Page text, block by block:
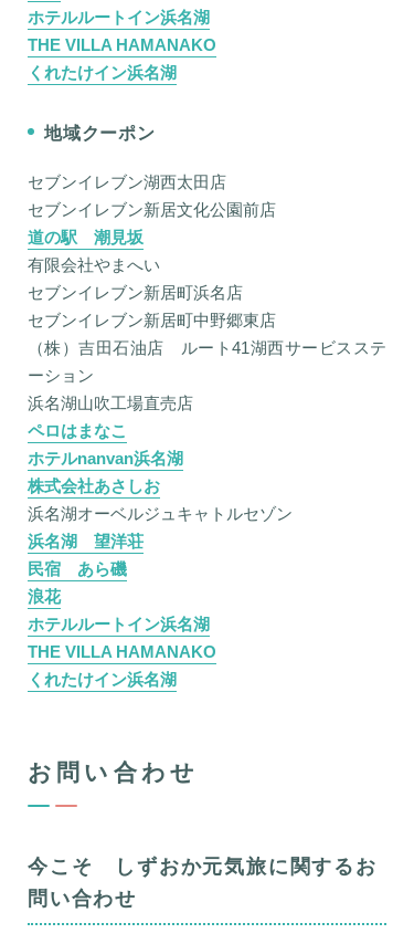
ホテルルートイン浜名湖
THE VILLA HAMANAKO
くれたけイン浜名湖
地域クーポン
セブンイレブン湖西太田店
セブンイレブン新居文化公園前店
道の駅 潮見坂
有限会社やまへい
セブンイレブン新居町浜名店
セブンイレブン新居町中野郷東店
（株）吉田石油店 ルート41湖西サービスステ
ーション
浜名湖山吹工場直売店
ペロはまなこ
ホテルnanvan浜名湖
株式会社あさしお
浜名湖オーベルジュキャトルセゾン
浜名湖 望洋荘
民宿 あら磯
浪花
ホテルルートイン浜名湖
THE VILLA HAMANAKO
くれたけイン浜名湖
お問い合わせ
今こそ しずおか元気旅に関するお
問い合わせ